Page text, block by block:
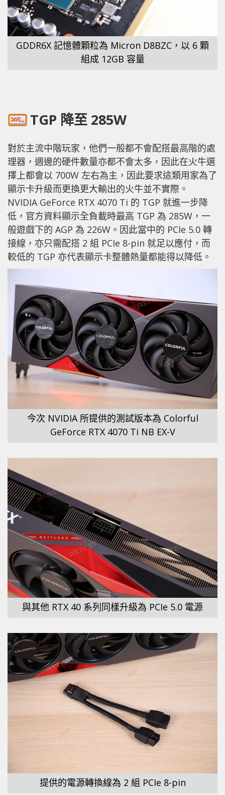
GDDR6X 記憶體顆粒為 Micron D8BZC，以 6 顆
組成 12GB 容量
TGP 降至 285W
對於主流中階玩家，他們一般都不會配搭最高階的處
理器，週邊的硬件數量亦都不會太多，因此在火牛選
擇上都會以 700W 左右為主，因此要求這類用家為了
顯示卡升級而更換更大輸出的火牛並不實際。
NVIDIA GeForce RTX 4070 Ti 的 TGP 就進一步降
低，官方資料顯示全負載時最高 TGP 為 285W，一
般遊戲下的 AGP 為 226W。因此當中的 PCIe 5.0 轉
接線，亦只需配搭 2 組 PCIe 8-pin 就足以應付，而
較低的 TGP 亦代表顯示卡整體熱量都能得以降低。
今次 NVIDIA 所提供的測試版本為 Colorful
GeForce RTX 4070 Ti NB EX-V
與其他 RTX 40 系列同樣升級為 PCIe 5.0 電源
提供的電源轉換線為 2 組 PCIe 8-pin